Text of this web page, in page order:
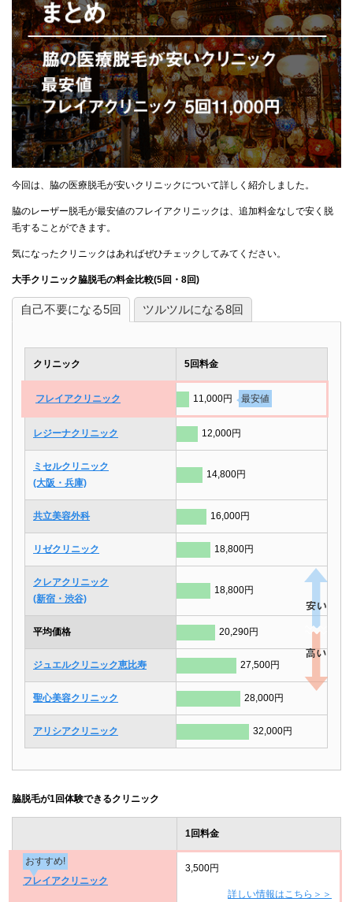
今回は、脇の医療脱毛が安いクリニックについて詳しく紹介しました。
脇のレーザー脱毛が最安値のフレイアクリニックは、追加料金なしで安く脱
毛することができます。
気になったクリニックはあればぜひチェックしてみてください。
大手クリニック脇脱毛の料金比較(5回・8回)
自己不要になる5回 ツルツルになる8回
クリニック 5回料金
フレイアクリニック 11,000円 最安値
レジーナクリニック 12,000円
ミセルクリニック
(大阪・兵庫)
14,800円
共立美容外科 16,000円
リゼクリニック 18,800円
クレアクリニック
(新宿・渋谷)
18,800円
平均価格 20,290円
ジュエルクリニック恵比寿 27,500円
聖心美容クリニック 28,000円
アリシアクリニック 32,000円
脇脱毛が1回体験できるクリニック
1回料金
おすすめ!
フレイアクリニック
3,500円
詳しい情報はこちら＞＞